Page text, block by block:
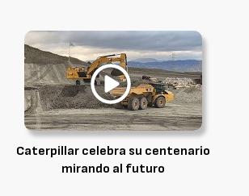
Caterpillar celebra su centenario
mirando al futuro